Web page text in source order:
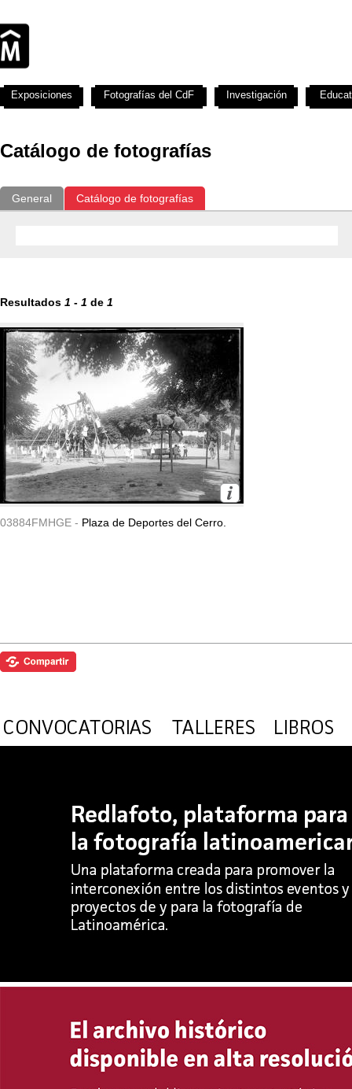
Catálogo de fotografías
General Catálogo de fotografías
Resultados 1 - 1 de 1
03884FMHGE - Plaza de Deportes del Cerro.
Exposiciones Fotografías del CdF Investigación